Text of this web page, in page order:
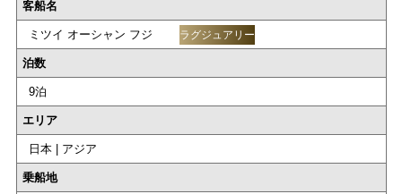
客船名
ミツイ オーシャン フジ ラグジュアリー
泊数
9泊
エリア
日本 | アジア
乗船地